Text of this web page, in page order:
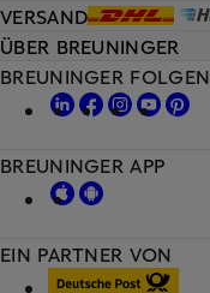
VERSAND
ÜBER BREUNINGER
EIN PARTNER VON
BREUNINGER FOLGEN
BREUNINGER APP